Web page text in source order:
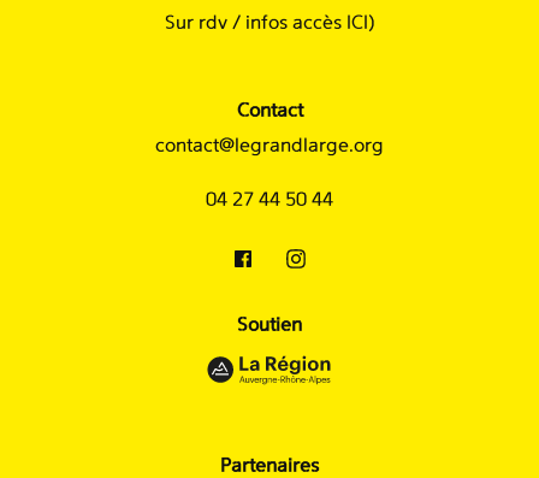
Sur rdv / infos accès ICI)
Contact
contact@legrandlarge.org
04 27 44 50 44
Soutien
Partenaires